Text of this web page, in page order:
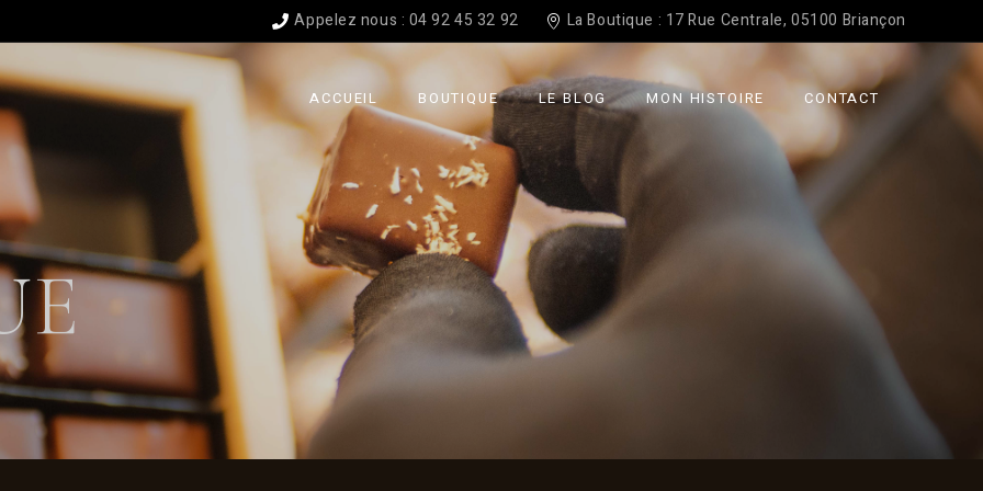
Appelez nous : 04 92 45 32 92 La Boutique : 17 Rue Centrale, 05100 Briançon
ACCUEIL BOUTIQUE
Chocolat
Tablette
Confiserie
LE BLOG MON HISTOIRE CONTACT
Chocolat
Tablette
Confiserie
Pâques
Noël